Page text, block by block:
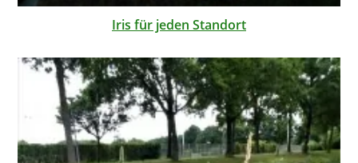
Iris für jeden Standort